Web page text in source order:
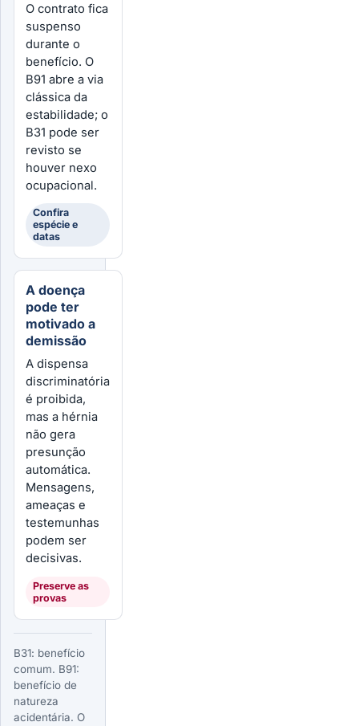
O contrato fica
suspenso
durante o
benefício. O
B91 abre a via
clássica da
estabilidade; o
B31 pode ser
revisto se
houver nexo
ocupacional.
Confira
espécie e
datas
A doença
pode ter
motivado a
demissão
A dispensa
discriminatória
é proibida,
mas a hérnia
não gera
presunção
automática.
Mensagens,
ameaças e
testemunhas
podem ser
decisivas.
Preserve as
provas
B31: benefício
comum. B91:
benefício de
natureza
acidentária. O